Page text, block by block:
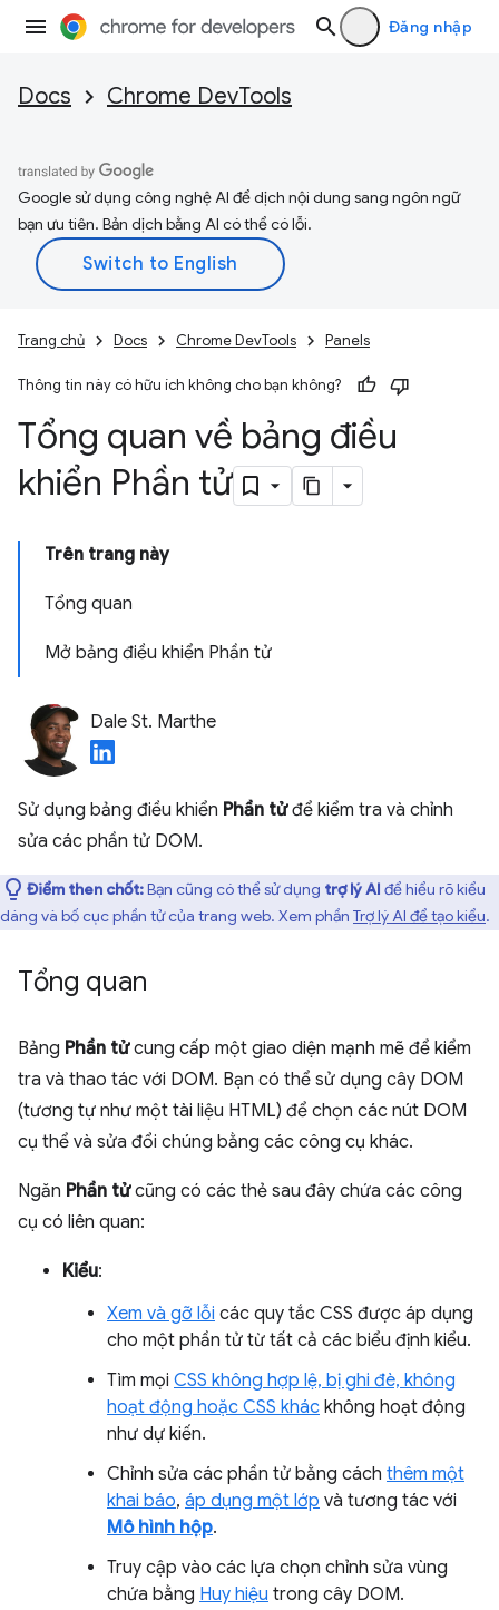
Đăng nhập
Docs Chrome DevTools
Google sử dụng công nghệ AI để dịch nội dung sang ngôn ngữ
bạn ưu tiên. Bản dịch bằng AI có thể có lỗi.
Trang chủ Docs Chrome DevTools Panels
Thông tin này có hữu ích không cho bạn không?
Tổng quan về bảng điều
khiển Phần tử
Trên trang này
Tổng quan
Mở bảng điều khiển Phần tử
Dale St. Marthe
Sử dụng bảng điều khiển Phần tửđể kiểm tra và chỉnh
sửa các phần tử DOM.
Điểm then chốt:Bạn cũng có thể sử dụng trợ lý AI để hiểu rõ kiểu
dáng và bố cục phần tử của trang web. Xem phần Trợ lý AI để tạo kiểu.
Tổng quan
Bảng Phần tửcung cấp một giao diện mạnh mẽ để kiểm
tra và thao tác với DOM. Bạn có thể sử dụng cây DOM
(tương tự như một tài liệu HTML) để chọn các nút DOM
cụ thể và sửa đổi chúng bằng các công cụ khác.
Ngăn Phần tửcũng có các thẻ sau đây chứa các công
cụ có liên quan:
Kiểu:
Xem và gỡ lỗi các quy tắc CSS được áp dụng
cho một phần tử từ tất cả các biểu định kiểu.
Tìm mọi CSS không hợp lệ, bị ghi đè, không
hoạt động hoặc CSS khác không hoạt động
như dự kiến.
Chỉnh sửa các phần tử bằng cách thêm một
khai báo, áp dụng một lớp và tương tác với
Mô hình hộp.
Truy cập vào các lựa chọn chỉnh sửa vùng
chứa bằng Huy hiệu trong cây DOM.